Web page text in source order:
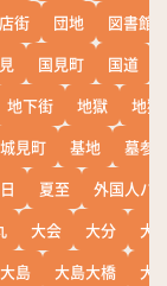
街 団地
図書館
国見町 国道
地下街 地獄
地獄
城見町 基地
墓参
夏至
外国人バ
大会 大分
大
大島 大島大橋
大